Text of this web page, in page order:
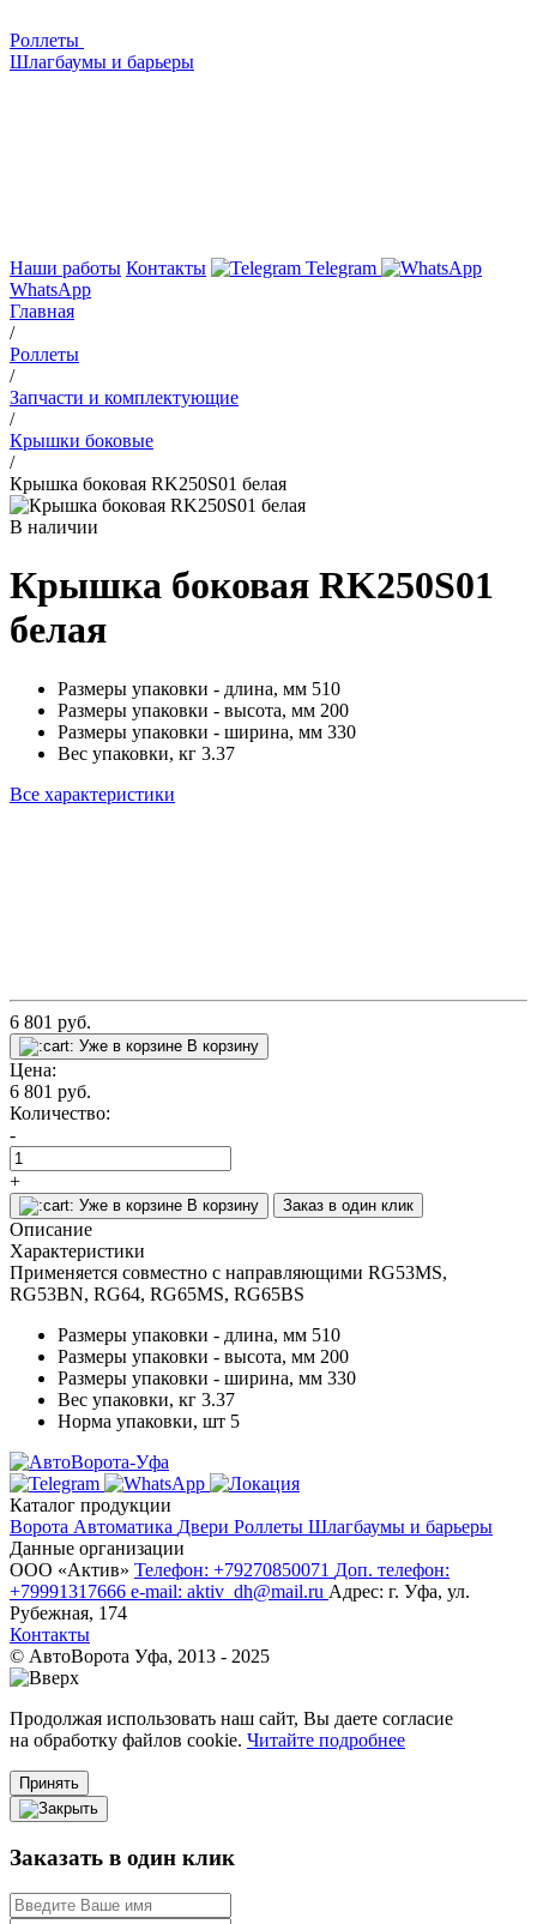
Роллеты
Шлагбаумы и барьеры
Наши работы Контакты
Telegram
WhatsApp
Главная
/
Роллеты
/
Запчасти и комплектующие
/
Крышки боковые
/
Крышка боковая RK250S01 белая
В наличии
Крышка боковая RK250S01
белая
Размеры упаковки - длина, мм 510
Размеры упаковки - высота, мм 200
Размеры упаковки - ширина, мм 330
Вес упаковки, кг 3.37
Все характеристики
6 801 руб.
Уже в корзине В корзину
Цена:
6 801 руб.
Количество:
-
+
Уже в корзине В корзину Заказ в один клик
Описание
Характеристики
Применяется совместно с направляющими RG53MS,
RG53BN, RG64, RG65MS, RG65BS
Размеры упаковки - длина, мм 510
Размеры упаковки - высота, мм 200
Размеры упаковки - ширина, мм 330
Вес упаковки, кг 3.37
Норма упаковки, шт 5
Каталог продукции
Ворота Автоматика Двери Роллеты Шлагбаумы и барьеры
Данные организации
ООО «‎Актив»‎ Телефон: +79270850071 Доп. телефон:
+79991317666 e-mail: aktiv_dh@mail.ru Адрес: г. Уфа, ул.
Рубежная, 174
Контакты
© АвтоВорота Уфа, 2013 - 2025
Продолжая использовать наш сайт, Вы даете согласие
на обработку файлов cookie. Читайте подробнее
Принять
Заказать в один клик